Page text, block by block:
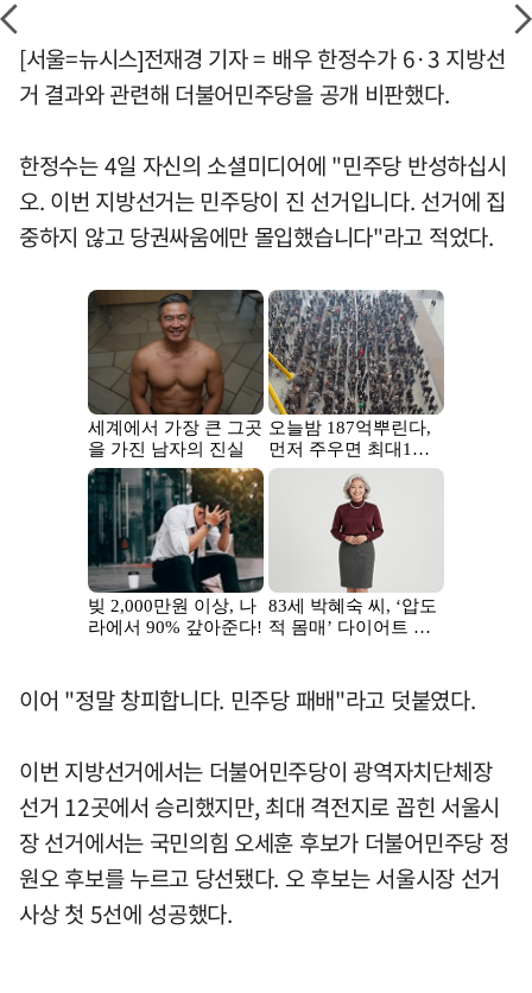
[서울=뉴시스]전재경 기자 = 배우 한정수가 6·3 지방선
거 결과와 관련해 더불어민주당을 공개 비판했다.
한정수는 4일 자신의 소셜미디어에 "민주당 반성하십시
오. 이번 지방선거는 민주당이 진 선거입니다. 선거에 집
중하지 않고 당권싸움에만 몰입했습니다"라고 적었다.
이어 "정말 창피합니다. 민주당 패배"라고 덧붙였다.
이번 지방선거에서는 더불어민주당이 광역자치단체장
선거 12곳에서 승리했지만, 최대 격전지로 꼽힌 서울시
장 선거에서는 국민의힘 오세훈 후보가 더불어민주당 정
원오 후보를 누르고 당선됐다. 오 후보는 서울시장 선거
사상 첫 5선에 성공했다.